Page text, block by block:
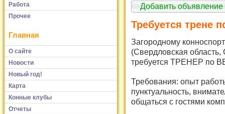
Работа
Прочее
Главная
О сайте
Новости
Новый год!
Карта
Конные клубы
Отчеты
Добавить объявление
Требуется трене
Загородному
(Свердловская
требуется ТРЕНЕР по
Требования: опыт
пунктуальность,
общаться с гостями